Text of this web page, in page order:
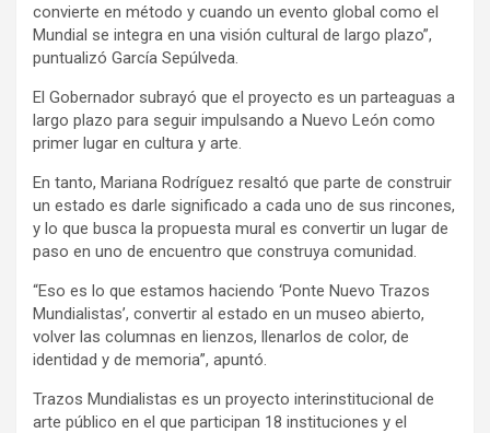
convierte en método y cuando un evento global como el
Mundial se integra en una visión cultural de largo plazo”,
puntualizó García Sepúlveda.
El Gobernador subrayó que el proyecto es un parteaguas a
largo plazo para seguir impulsando a Nuevo León como
primer lugar en cultura y arte.
En tanto, Mariana Rodríguez resaltó que parte de construir
un estado es darle significado a cada uno de sus rincones,
y lo que busca la propuesta mural es convertir un lugar de
paso en uno de encuentro que construya comunidad.
“Eso es lo que estamos haciendo ‘Ponte Nuevo Trazos
Mundialistas’, convertir al estado en un museo abierto,
volver las columnas en lienzos, llenarlos de color, de
identidad y de memoria”, apuntó.
Trazos Mundialistas es un proyecto interinstitucional de
arte público en el que participan 18 instituciones y el